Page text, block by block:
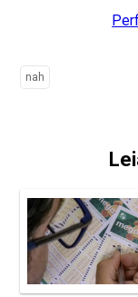
nah